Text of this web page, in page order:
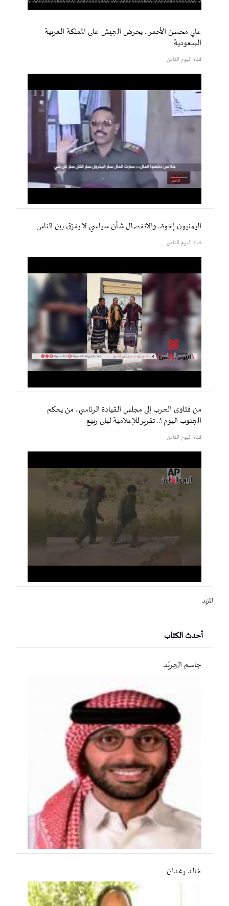
علي محسن الأحمر.. يحرض الجيش على المملكة العربية
السعودية
قناة اليوم الثامن
اليمنيون إخوة.. والانفصال شأن سياسي لا يفرّق بين الناس
قناة اليوم الثامن
من فتاوى الحرب إلى مجلس القيادة الرئاسي.. من يحكم
الجنوب اليوم؟.. تقرير للإعلامية ليلى ربيع
قناة اليوم الثامن
المزيد
أحدث الكتاب
جاسم الجريّد
خالد رغدان